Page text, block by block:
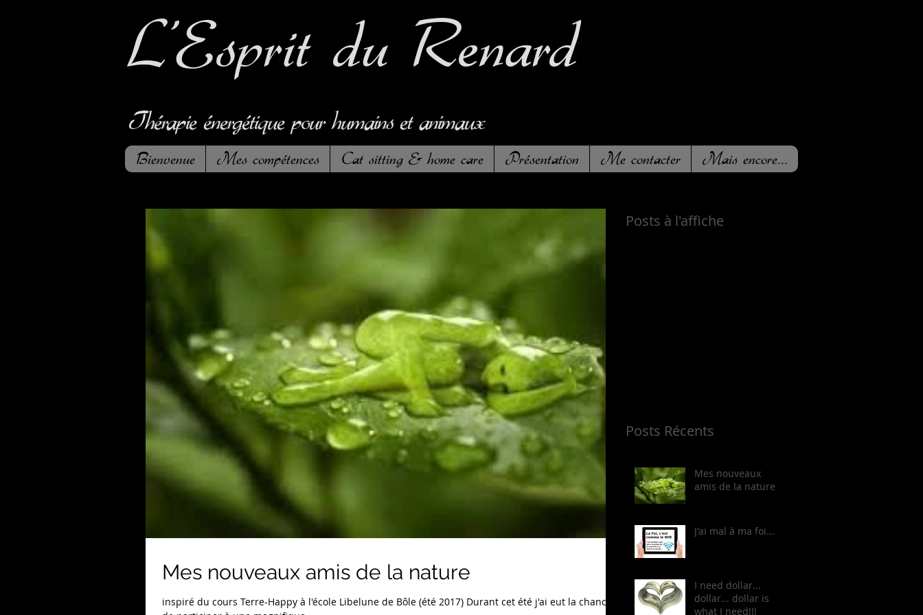
L'Espritdu Renard
Thérapie énergétique pour humains et animaux
Bienvenue Mes compétences Cat sitting & home care Présentation Me contacter Mais encore...
Mes nouveaux amis de la nature
inspiré du cours Terre-Happy à l'école Libelune de Bôle (été 2017) Durant cet été j'ai eut la chance
Posts à l'affiche
Posts Récents
Mes nouveaux
amis de la nature
J'ai mal à ma foi...
I need dollar...
dollar... dollar is
what I need!!!